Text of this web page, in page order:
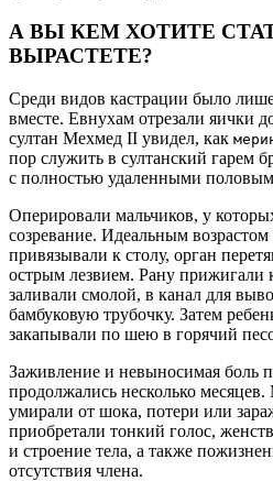
А ВЫ КЕМ ХОТИТЕ
ВЫРАСТЕТЕ?
Среди видов кастрации было
вместе. Евнухам отрезали яички
султан Мехмед II увидел, как
пор служить в султанский гарем
с полностью удаленными
Оперировали мальчиков, у
созревание. Идеальным
привязывали к столу, орган
острым лезвием. Рану прижигали
заливали смолой, в канал для
бамбуковую трубочку. Затем
закапывали по шею в горячий
Заживление и невыносимая боль
продолжались несколько
умирали от шока, потери или
приобретали тонкий голос,
и строение тела, а также
отсутствия члена.